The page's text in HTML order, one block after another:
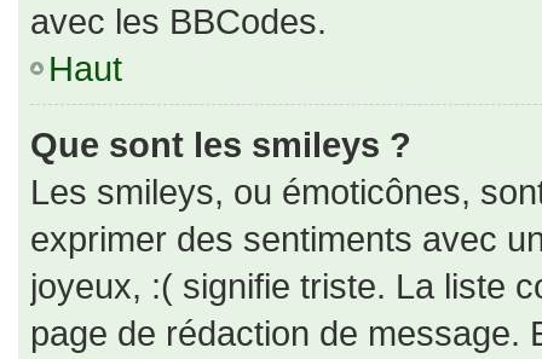
avec les BBCodes.
Haut
Que sont les smileys ?
Les smileys, ou émoticônes,
exprimer des sentiments avec
joyeux, :( signifie triste. La liste
page de rédaction de message.